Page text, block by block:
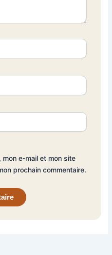
mon e-mail et mon site
prochain commentaire.